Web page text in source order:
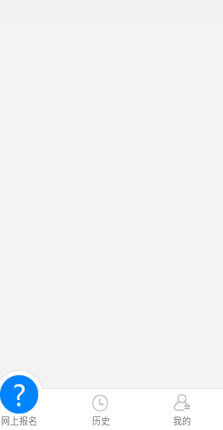
网上报名 历史 我的